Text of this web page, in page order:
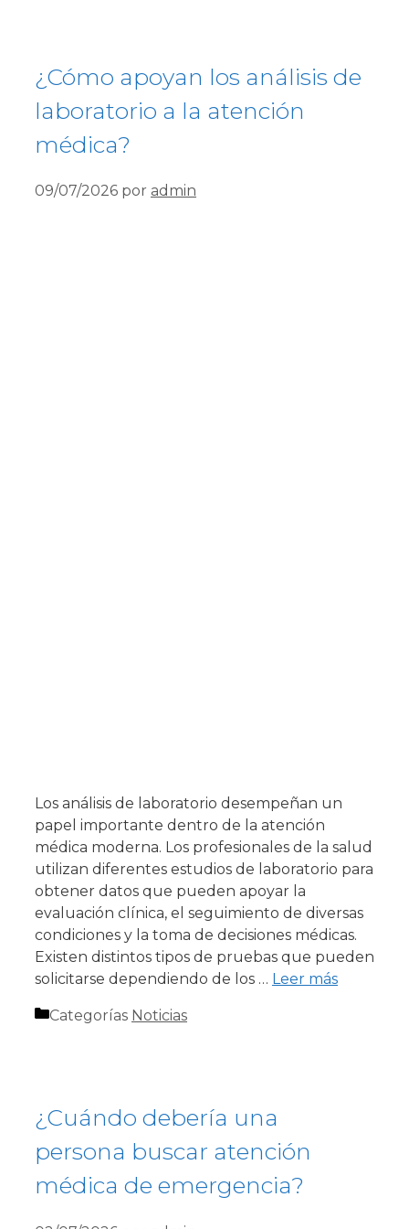
¿Cómo apoyan los análisis de
laboratorio a la atención
médica?
09/07/2026 por admin
Los análisis de laboratorio desempeñan un
papel importante dentro de la atención
médica moderna. Los profesionales de la salud
utilizan diferentes estudios de laboratorio para
obtener datos que pueden apoyar la
evaluación clínica, el seguimiento de diversas
condiciones y la toma de decisiones médicas.
Existen distintos tipos de pruebas que pueden
solicitarse dependiendo de los … Leer más
Categorías Noticias
¿Cuándo debería una
persona buscar atención
médica de emergencia?